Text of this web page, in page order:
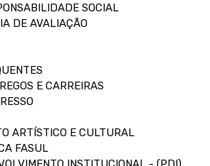
SOCIAL
DE AVALIAÇÃO
E CARREIRAS
ARTÍSTICO E CULTURAL
FASUL